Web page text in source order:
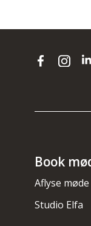
Book
Aflyse møde
Studio Elfa